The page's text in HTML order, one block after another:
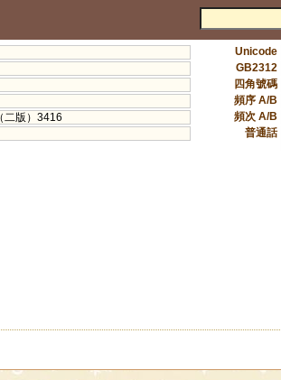
二版）3416
Unicode
GB2312
四角號碼
頻序 A/B
頻次 A/B
普通話